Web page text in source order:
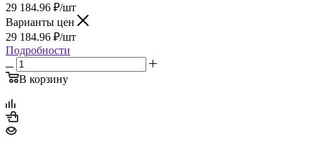
29 184.96 ₽/шт
Варианты цен
29 184.96 ₽/шт
Подробности
В корзину